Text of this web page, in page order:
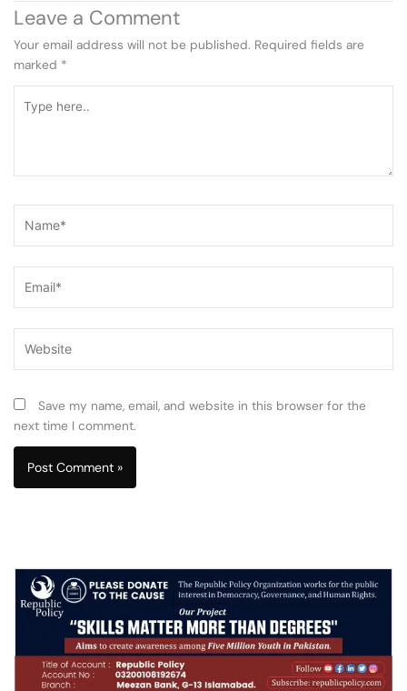
Leave a Comment
Your email address will not be published. Required fields are
marked *
here..
Save my name, email, and website in this browser for the
next time I comment.